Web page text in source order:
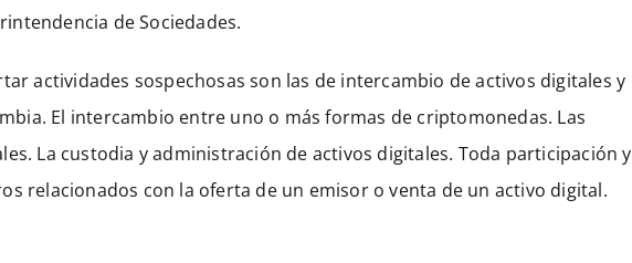
de Sociedades.
actividades sospechosas son las de intercambio de activos digitales y
El intercambio entre uno o más formas de criptomonedas. Las
La custodia y administración de activos digitales. Toda participación y
relacionados con la oferta de un emisor o venta de un activo digital.